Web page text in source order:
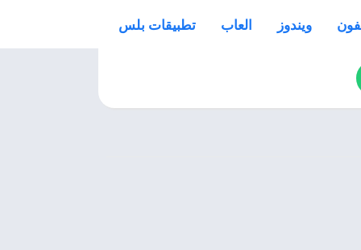
ويندوز العاب تطبيقات بلس